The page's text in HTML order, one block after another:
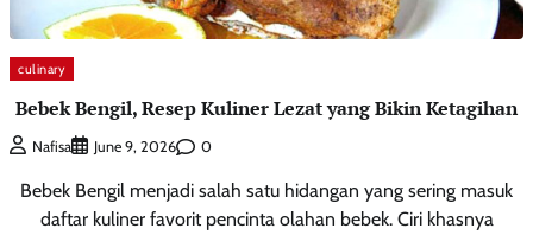
culinary
Bebek Bengil, Resep Kuliner Lezat yang Bikin Ketagihan
Nafisa June 9, 2026 0
Bebek Bengil menjadi salah satu hidangan yang sering masuk
daftar kuliner favorit pencinta olahan bebek. Ciri khasnya